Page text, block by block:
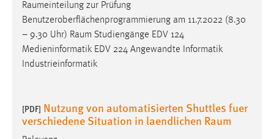
Raumeinteilung zur Prüfung
Benutzeroberflächenprogrammierung am 11.7.2022 (8.30
– 9.30 Uhr) Raum Studiengänge EDV 124
Medieninformatik EDV 224 Angewandte Informatik
Industrieinformatik
[PDF] Nutzung von automatisierten Shuttles fuer
verschiedene Situation in laendlichen Raum
Anbieter:
Google Ireland Limited
Zweck:
Conversion-Tracking